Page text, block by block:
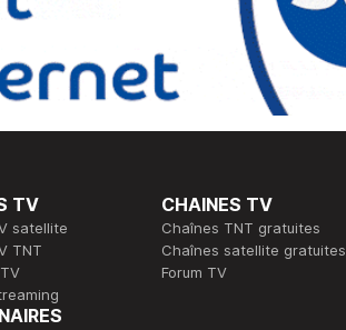
TV
satellite
TNT
CHAINES TV
Chaînes TNT gratuites
Chaînes satellite gratuites
Forum TV